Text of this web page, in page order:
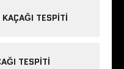
TESPITI
TESPITI